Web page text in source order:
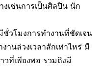
เช่นการเป็นศิลปิน นัก
วโมงการทำงานที่ชัดเจน
นล่วงเวลาสักเท่าไหร่ มี
ที่เพียงพอ รวมถึงมี